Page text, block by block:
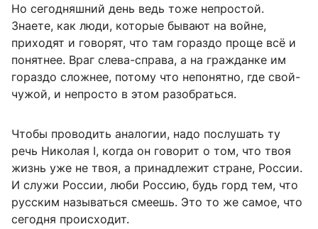
Но сегодняшний день ведь тоже непростой.
Знаете, как люди, которые бывают на войне,
приходят и говорят, что там гораздо проще всё и
понятнее. Враг слева-справа, а на гражданке им
гораздо сложнее, потому что непонятно, где свой-
чужой, и непросто в этом разобраться.
Чтобы проводить аналогии, надо послушать ту
речь Николая I, когда он говорит о том, что твоя
жизнь уже не твоя, а принадлежит стране, России.
И служи России, люби Россию, будь горд тем, что
русским называться смеешь. Это то же самое, что
сегодня происходит.